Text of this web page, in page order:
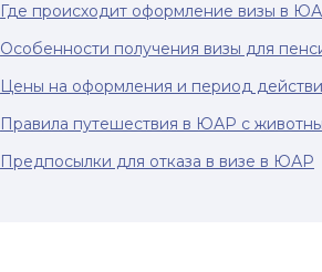
Где происходит оформление визы в
Особенности получения визы для
Цены на оформления и период
Правила путешествия в ЮАР с
Предпосылки для отказа в визе в ЮАР